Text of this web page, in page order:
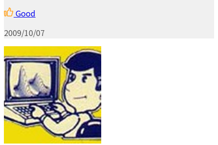
Good
2009/10/07